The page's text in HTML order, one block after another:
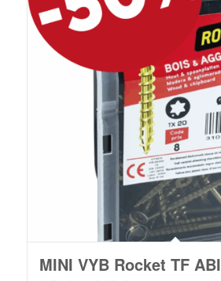
MINI VYB Rocket TF ABI